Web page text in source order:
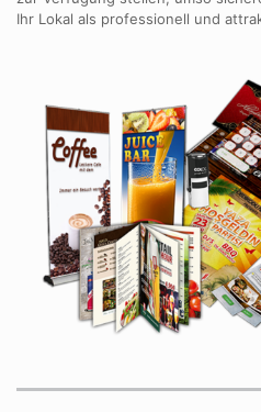
Ihr Lokal als professionell und